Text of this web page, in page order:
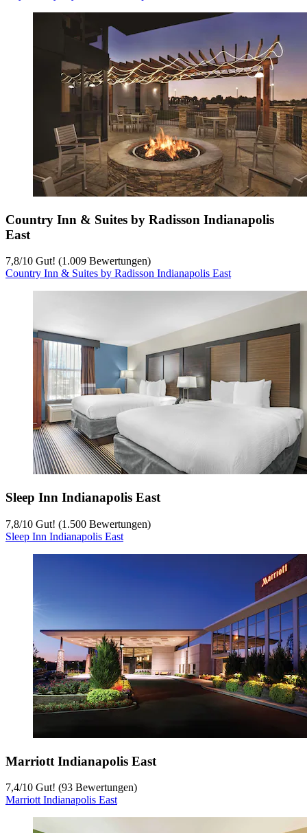
Country Inn & Suites by Radisson Indianapolis
East
7,8/10 Gut! (1.009 Bewertungen)
Country Inn & Suites by Radisson Indianapolis East
Sleep Inn Indianapolis East
7,8/10 Gut! (1.500 Bewertungen)
Sleep Inn Indianapolis East
Marriott Indianapolis East
7,4/10 Gut! (93 Bewertungen)
Marriott Indianapolis East